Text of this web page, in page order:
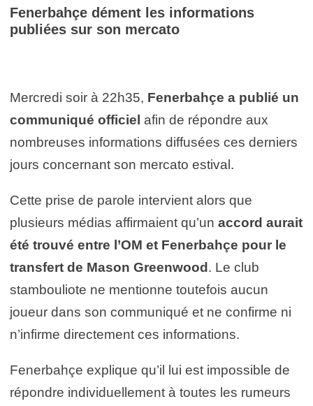
Fenerbahçe dément les informations
publiées sur son mercato
Mercredi soir à 22h35, Fenerbahçe a publié un
communiqué officiel afin de répondre aux
nombreuses informations diffusées ces derniers
jours concernant son mercato estival.
Cette prise de parole intervient alors que
plusieurs médias affirmaient qu’un accord aurait
été trouvé entre l’OM et Fenerbahçe pour le
transfert de Mason Greenwood . Le club
stambouliote ne mentionne toutefois aucun
joueur dans son communiqué et ne confirme ni
n’infirme directement ces informations.
Fenerbahçe explique qu’il lui est impossible de
répondre individuellement à toutes les rumeurs